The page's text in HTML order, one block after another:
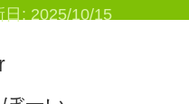
日: 2025/10/15